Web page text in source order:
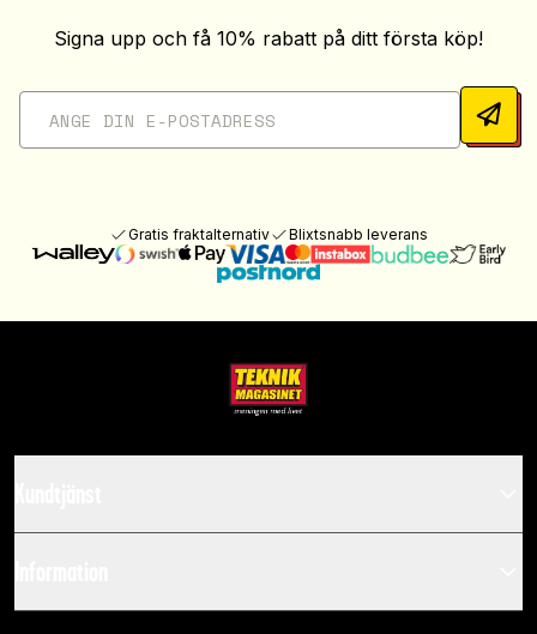
Signa upp och få 10% rabatt på ditt första köp!
Gratis fraktalternativ Blixtsnabb leverans